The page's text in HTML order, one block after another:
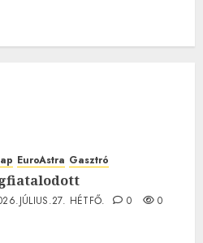
EuroAstra Gasztró
HÉTFŐ. 0 0